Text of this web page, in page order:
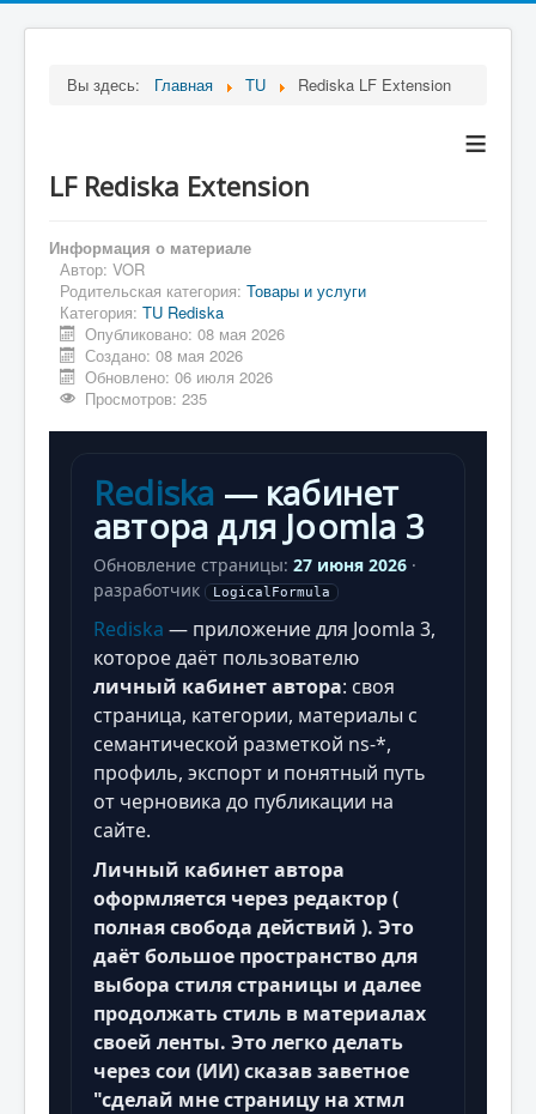
Вы здесь: Главная TU Rediska LF Extension
≡
LF Rediska Extension
Информация о материале
Автор: VOR
Родительская категория: Товары и услуги
Категория: TU Rediska
Опубликовано: 08 мая 2026
Создано: 08 мая 2026
Обновлено: 06 июля 2026
Просмотров: 235
Rediska — кабинет
автора для Joomla 3
Обновление страницы: 27 июня 2026 ·
разработчик
LogicalFormula
Rediska — приложение для Joomla 3,
которое даёт пользователю
личный кабинет автора: своя
страница, категории, материалы с
семантической разметкой ns-*,
профиль, экспорт и понятный путь
от черновика до публикации на
сайте.
Личный кабинет автора
оформляется через редактор (
полная свобода действий ). Это
даёт большое пространство для
выбора стиля страницы и далее
продолжать стиль в материалах
своей ленты. Это легко делать
через сои (ИИ) сказав заветное
"сделай мне страницу на хтмл